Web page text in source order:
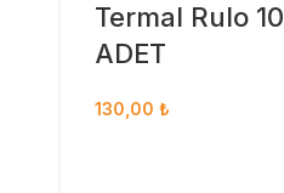
Termal Rulo 10
ADET
130,00 ₺